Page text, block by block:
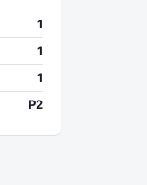
1
1
1
P2